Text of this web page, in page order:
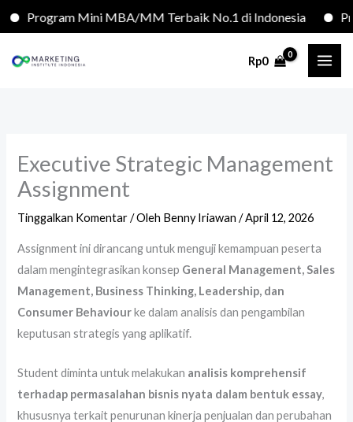
Program Mini MBA/MM Terbaik No.1 di Indonesia
ke
konten
Rp0
Executive Strategic Management
Assignment
Tinggalkan Komentar / Oleh Benny Iriawan/April 12, 2026
Assignment ini dirancang untuk menguji kemampuan peserta
dalam mengintegrasikan konsep General Management, Sales
Management, Business Thinking, Leadership, dan
Consumer Behaviourke dalam analisis dan pengambilan
keputusan strategis yang aplikatif.
Student diminta untuk melakukan analisis komprehensif
terhadap permasalahan bisnis nyata dalam bentuk essay,
khususnya terkait penurunan kinerja penjualan dan perubahan